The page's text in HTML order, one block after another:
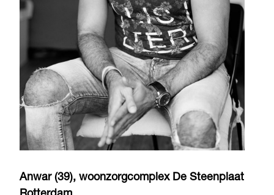
Anwar (39), woonzorgcomplex De Steenplaat